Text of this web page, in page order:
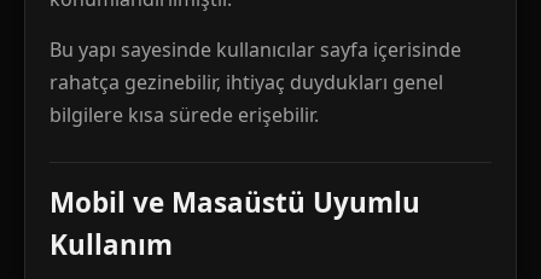
Bu yapı sayesinde kullanıcılar sayfa içerisinde
rahatça gezinebilir, ihtiyaç duydukları genel
bilgilere kısa sürede erişebilir.
Mobil ve Masaüstü Uyumlu
Kullanım